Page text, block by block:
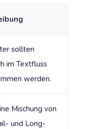
sollten
im Textfluss
werden.
Mischung von
und Long-